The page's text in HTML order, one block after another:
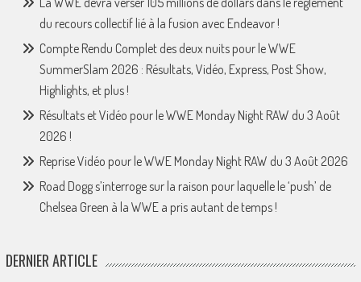
du recours collectif lié à la fusion avec Endeavor !
Compte Rendu Complet des deux nuits pour le WWE
SummerSlam 2026 : Résultats, Vidéo, Express, Post Show,
Highlights, et plus !
Résultats et Vidéo pour le WWE Monday Night RAW du 3 Août
2026 !
Reprise Vidéo pour le WWE Monday Night RAW du 3 Août 2026
Road Dogg s’interroge sur la raison pour laquelle le ‘push’ de
Chelsea Green à la WWE a pris autant de temps !
DERNIER ARTICLE